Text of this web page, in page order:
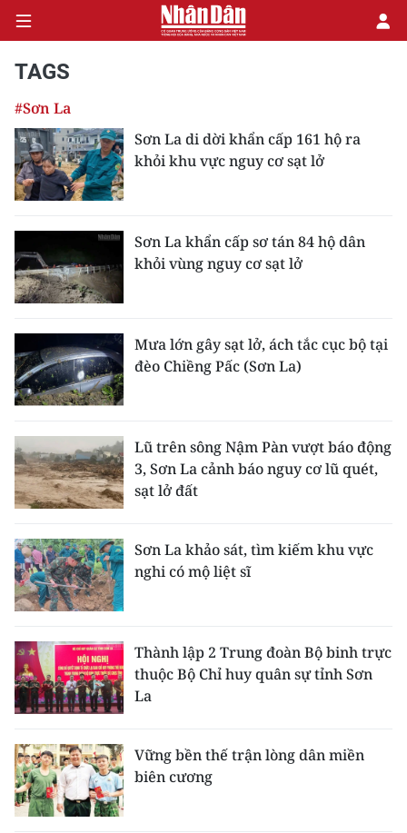
CHÍNH TRỊ
KINH TẾ
XÃ HỘI
PHÁP LUẬT
DU LỊCH
THẾ GIỚI
GIÁO DỤC
KHOA HỌC - CÔNG NGHỆ
MÔI TRƯỜNG
BẠN ĐỌC
KIỂM CHỨNG THÔNG TIN
54 DÂN TỘC VIỆT NAM
CHƯƠNG TRÌNH OCOP - MỖI XÃ
TAGS
#Sơn La
Sơn La di dời khẩn cấp 161 hộ ra
khỏi khu vực nguy cơ sạt lở
Sơn La khẩn cấp sơ tán 84 hộ dân
khỏi vùng nguy cơ sạt lở
Mưa lớn gây sạt lở, ách tắc cục bộ tại
đèo Chiềng Pấc (Sơn La)
Lũ trên sông Nậm Pàn vượt báo động
3, Sơn La cảnh báo nguy cơ lũ quét,
sạt lở đất
Sơn La khảo sát, tìm kiếm khu vực
nghi có mộ liệt sĩ
Thành lập 2 Trung đoàn Bộ binh trực
thuộc Bộ Chỉ huy quân sự tỉnh Sơn
La
Vững bền thế trận lòng dân miền
biên cương